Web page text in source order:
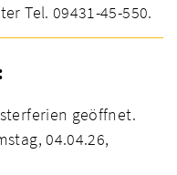
Tel. 09431-45-550.
geöffnet.
04.04.26,